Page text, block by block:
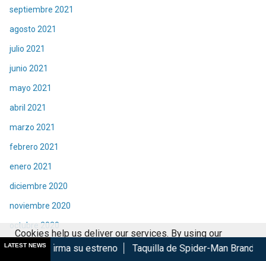
septiembre 2021
agosto 2021
julio 2021
junio 2021
mayo 2021
abril 2021
marzo 2021
febrero 2021
enero 2021
diciembre 2020
noviembre 2020
octubre 2020
septiembre 2020
LATEST NEWS
estreno Taquilla de Spider-Man Brand New Day rompe
Cookies help us deliver our services. By using our
services, you agree to our use of cookies.
Got it